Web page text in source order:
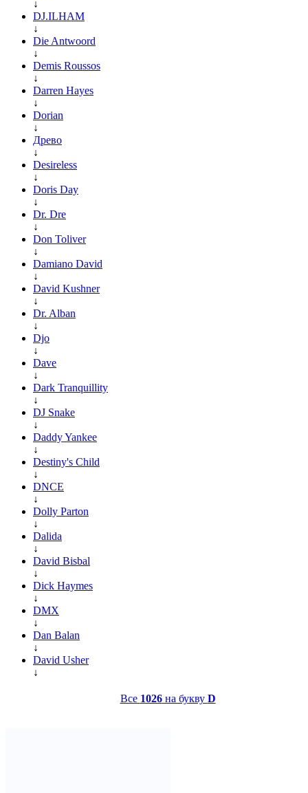
↓
DJ.ILHAM
↓
Die Antwoord
↓
Demis Roussos
↓
Darren Hayes
↓
Dorian
↓
Древо
↓
Desireless
↓
Doris Day
↓
Dr. Dre
↓
Don Toliver
↓
Damiano David
↓
David Kushner
↓
Dr. Alban
↓
Djo
↓
Dave
↓
Dark Tranquillity
↓
DJ Snake
↓
Daddy Yankee
↓
Destiny's Child
↓
DNCE
↓
Dolly Parton
↓
Dalida
↓
David Bisbal
↓
Dick Haymes
↓
DMX
↓
Dan Balan
↓
David Usher
↓
Все 1026на букву D